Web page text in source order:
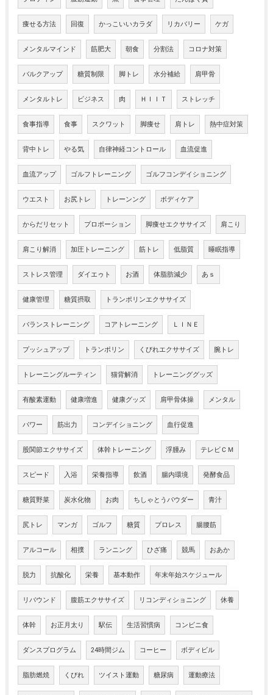
痩せる方法 回復 かっこいいカラダ リカバリー ケガ
メンタルマインド 筋肥大 朝食 分割法 コロナ対策
バルクアップ 糖質制限 脚トレ 水分補給 肩甲骨
メンタルトレ ビジネス 肉 ＨＩＩＴ ストレッチ
食事指導 食事 スクワット 脚痩せ 肩トレ 熱中症対策
背中トレ やる気 自律神経コントロール 血流促進
血流アップ ゴルフトレーニング ゴルフコンデイショニング
ウエスト お尻トレ トレーンング ボディケア
からだリセット プロポーション 脚痩せエクササイズ 肩こり
肩こり解消 加圧トレーニング 筋トレ 低脂質 睡眠指導
ストレス管理 ダイエゥト お酒 体脂肪減少 あｓ
健康管理 糖質摂取 トランポリンエクササイズ
バランストレーニング コアトレーニング ＬＩＮＥ
プッシュアップ トランポリン くびれエクササイズ 腕トレ
トレーニングルーティン 猫背解消 トレーニンググッズ
有酸素運動 健康増進 健康グッズ 肩甲骨体操 メンタル
パワー 筋出力 コンデイショニング 血行促進
股関節エクササイズ 体幹トレーニング 浮腫み テレビＣＭ
スピード 入浴 栄養指導 飲酒 腸内環境 発酵食品
糖質野菜 炭水化物 お肉 ちしゃとうパウダー 青汁
尻トレ マンガ ゴルフ 糖質 プロレス 腸腰筋
アルコール 相撲 ランニング ひざ痛 競馬 おあか
脱力 抗酸化 栄養 基本動作 年末年始スケジュール
リバウンド 腹筋エクササイズ リコンディショニング 休養
体幹 お正月太り 駅伝 生活習慣病 コンビニ食
ダンスプログラム 24時間ジム コーヒー ボディビル
脂肪燃焼 くびれ ツイスト運動 糖尿病 運動療法